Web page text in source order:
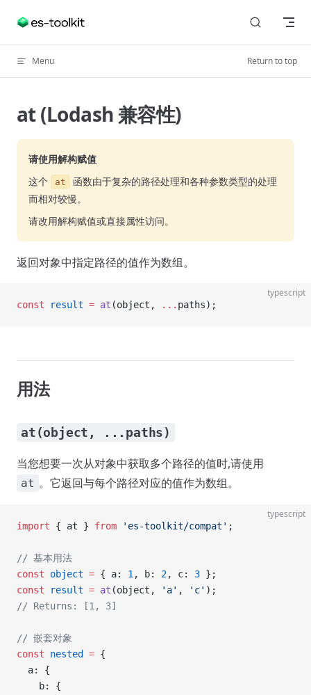
Skip to content
Menu Return to top
at (Lodash 兼容性)
请使用解构赋值
这个
at
函数由于复杂的路径处理和各种参数类型的处理
而相对较慢。
请改用解构赋值或直接属性访问。
返回对象中指定路径的值作为数组。
typescript
const result = at (object, ... paths);
用法
at(object, ...paths)
当您想要一次从对象中获取多个路径的值时,请使用
at 。它返回与每个路径对应的值作为数组。
typescript
import { at } from 'es-toolkit/compat' ;
// 基本用法
const object = { a: 1 , b: 2, c: 3 };
const result = at (object, 'a' , 'c' );
// Returns: [1, 3]
// 嵌套对象
const nested = {
  a: {
    b: {